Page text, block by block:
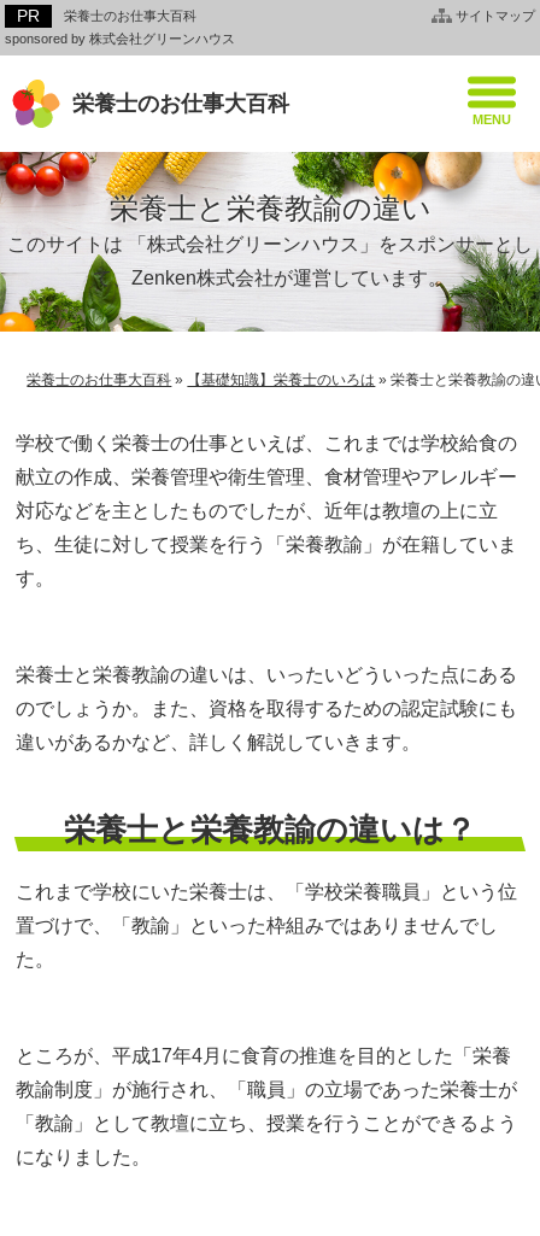
栄養士のお仕事大百科
sponsored by 株式会社グリーンハウス
サイトマップ
栄養士のお仕事大百科
栄養士と栄養教諭の違い
このサイトは 「株式会社グリーンハウス」をスポンサーとし
て、Zenken株式会社が運営しています。
栄養士のお仕事大百科 » 【基礎知識】栄養士のいろは »栄養士と栄養教諭の違
学校で働く栄養士の仕事といえば、これまでは学校給食の
献立の作成、栄養管理や衛生管理、食材管理やアレルギー
対応などを主としたものでしたが、近年は教壇の上に立
ち、生徒に対して授業を行う「栄養教諭」が在籍していま
す。
栄養士と栄養教諭の違いは、いったいどういった点にある
のでしょうか。また、資格を取得するための認定試験にも
違いがあるかなど、詳しく解説していきます。
栄養士と栄養教諭の違いは？
これまで学校にいた栄養士は、「学校栄養職員」という位
置づけで、「教諭」といった枠組みではありませんでし
た。
ところが、平成17年4月に食育の推進を目的とした「栄養
教諭制度」が施行され、「職員」の立場であった栄養士が
「教諭」として教壇に立ち、授業を行うことができるよう
になりました。